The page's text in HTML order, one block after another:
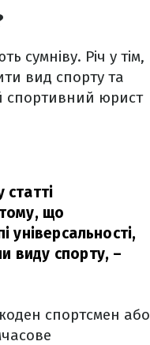
сумніву. Річ у тім,
вид спорту та
спортивний юрист
що
універсальності,
виду спорту, –
спортсмен або